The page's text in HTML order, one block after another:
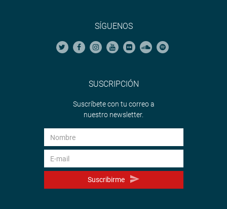
SÍGUENOS
SUSCRIPCIÓN
Suscríbete con tu correo a
nuestro newsletter.
Suscribirme